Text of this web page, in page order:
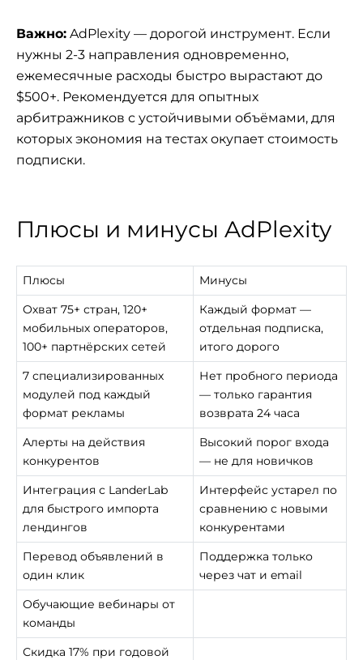
Важно: AdPlexity — дорогой инструмент. Если
нужны 2-3 направления одновременно,
ежемесячные расходы быстро вырастают до
$500+. Рекомендуется для опытных
арбитражников с устойчивыми объёмами, для
которых экономия на тестах окупает стоимость
подписки.
Плюсы и минусы AdPlexity
Плюсы
Минусы
Охват 75+ стран, 120+
мобильных операторов,
100+ партнёрских сетей
Каждый формат —
отдельная подписка,
итого дорого
7 специализированных
модулей под каждый
формат рекламы
Нет пробного периода
— только гарантия
возврата 24 часа
Алерты на действия
конкурентов
Высокий порог входа
— не для новичков
Интеграция с LanderLab
для быстрого импорта
лендингов
Интерфейс устарел по
сравнению с новыми
конкурентами
Перевод объявлений в
один клик
Поддержка только
через чат и email
Обучающие вебинары от
команды
Скидка 17% при годовой